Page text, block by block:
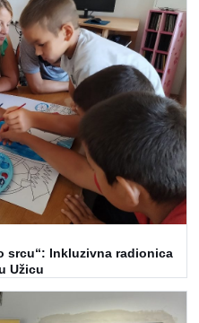
srcu“: Inkluzivna radionica
Užicu